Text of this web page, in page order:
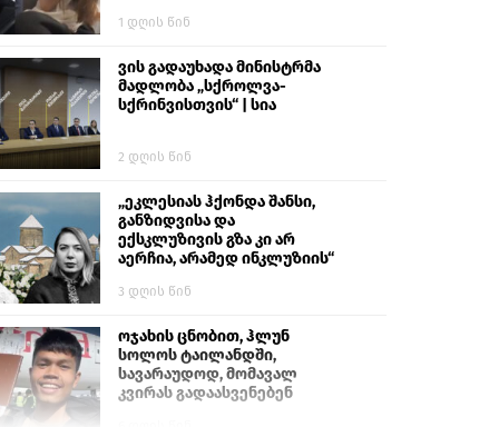
1 დღის წინ
ვის გადაუხადა მინისტრმა
მადლობა „სქროლვა-
სქრინვისთვის“ | სია
2 დღის წინ
„ეკლესიას ჰქონდა შანსი,
განზიდვისა და
ექსკლუზივის გზა კი არ
აერჩია, არამედ ინკლუზიის“
3 დღის წინ
ოჯახის ცნობით, ჰლუნ
სოლოს ტაილანდში,
სავარაუდოდ, მომავალ
კვირას გადაასვენებენ